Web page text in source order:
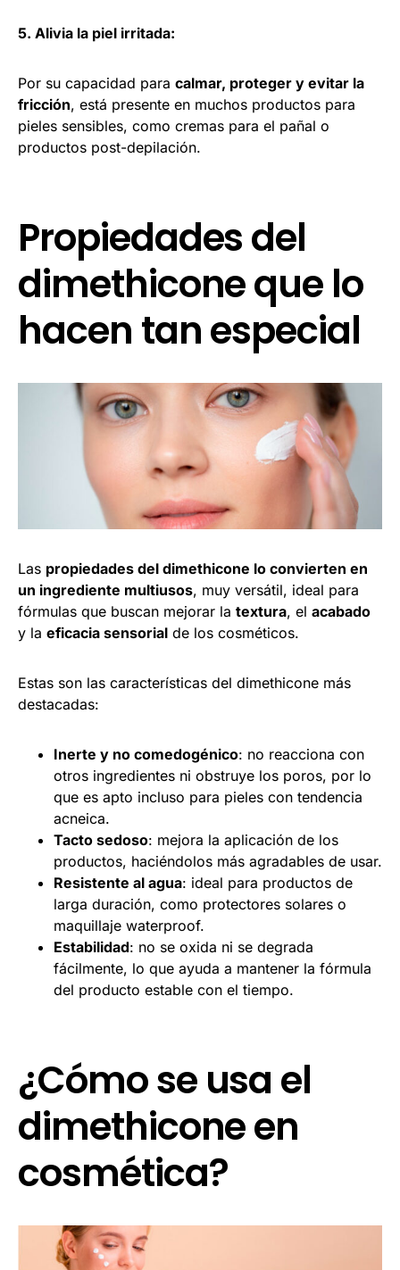
5. Alivia la piel irritada:
Por su capacidad para calmar, proteger y evitar la
fricción, está presente en muchos productos para
pieles sensibles, como cremas para el pañal o
productos post-depilación.
Propiedades del
dimethicone que lo
hacen tan especial
Las propiedades del dimethicone lo convierten en
un ingrediente multiusos, muy versátil, ideal para
fórmulas que buscan mejorar la textura, el acabado
y la eficacia sensorial de los cosméticos.
Estas son las características del dimethicone más
destacadas:
Inerte y no comedogénico: no reacciona con
otros ingredientes ni obstruye los poros, por lo
que es apto incluso para pieles con tendencia
acneica.
Tacto sedoso: mejora la aplicación de los
productos, haciéndolos más agradables de usar.
Resistente al agua: ideal para productos de
larga duración, como protectores solares o
maquillaje waterproof.
Estabilidad: no se oxida ni se degrada
fácilmente, lo que ayuda a mantener la fórmula
del producto estable con el tiempo.
¿Cómo se usa el
dimethicone en
cosmética?